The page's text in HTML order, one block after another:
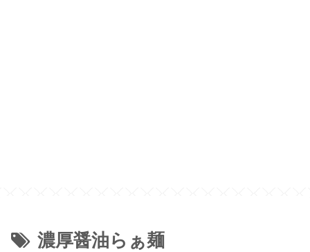
濃厚醤油らぁ麺